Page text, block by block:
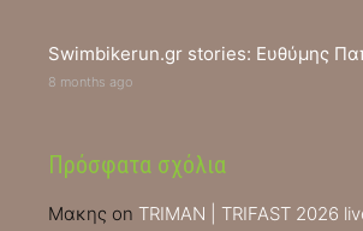
Swimbikerun.gr stories: Ευθύμης
8 months ago
Πρόσφατα σχόλια
Μακης on TRIMAN | TRIFAST 2026